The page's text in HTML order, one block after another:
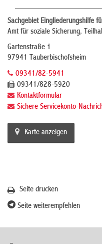
Sachgebiet Eingliederungshilfe
Amt für soziale Sicherung,
Gartenstraße 1
97941 Tauberbischofsheim
09341/82-5941
09341/828-5920
Kontaktformular
Sichere Servicekonto-
Karte anzeigen
Seite drucken
Seite weiterempfehlen